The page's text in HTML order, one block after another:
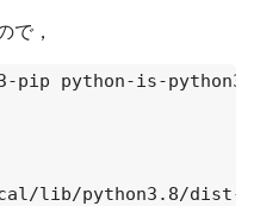
で，
python-is-python3
lib/python3.8/dist-